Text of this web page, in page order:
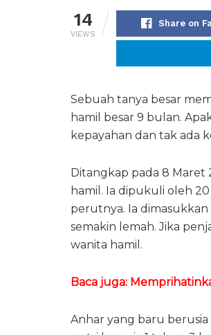
14
VIEWS
Share on
Sebuah tanya besar
hamil besar 9 bulan.
kepayahan dan tak ada
Ditangkap pada 8 Maret
hamil. Ia dipukuli oleh
perutnya. Ia
semakin lemah. Jika
wanita hamil.
Baca juga:
Anhar yang baru